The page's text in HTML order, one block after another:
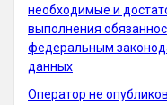
необходимые и
выполнения
федеральным
данных
Оператор не